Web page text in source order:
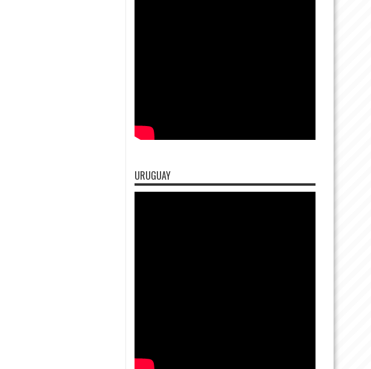
URUGUAY